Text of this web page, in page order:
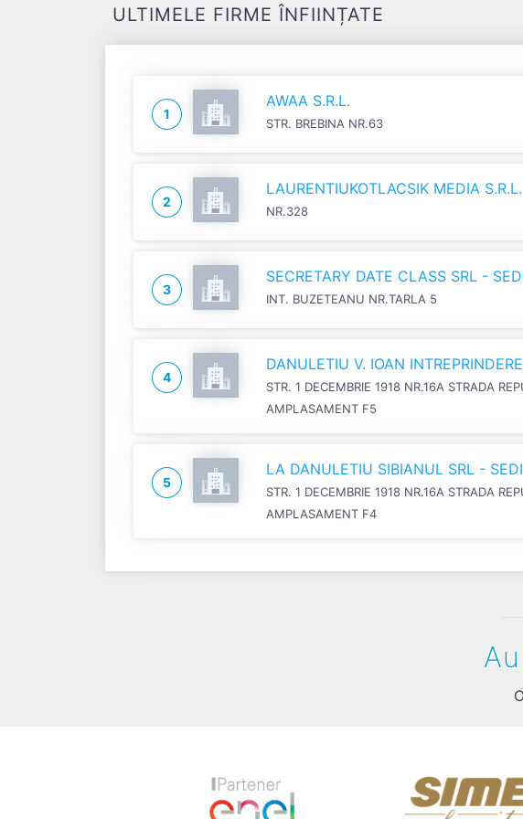
ULTIMELE FIRME ÎNFIINȚATE
1
AWAA S.R.L.
STR. BREBINA NR.63
2
LAURENTIUKOTLACSIK MEDIA S.R.L.
NR.328
3
SECRETARY DATE CLASS SRL -
INT. BUZETEANU NR.TARLA 5
4
DANULETIU V. IOAN
STR. 1 DECEMBRIE 1918 NR.16A STRADA
AMPLASAMENT F5
5
LA DANULETIU SIBIANUL SRL -
STR. 1 DECEMBRIE 1918 NR.16A STRADA
AMPLASAMENT F4